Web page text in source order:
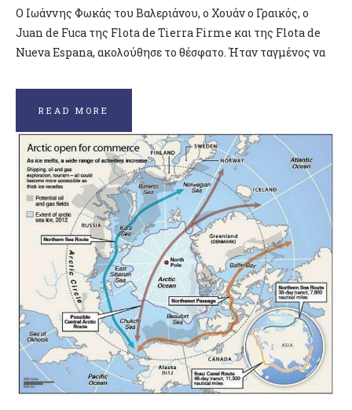
Ο Ιωάννης Φωκάς του Βαλεριάνου, ο Χουάν ο Γραικός, ο
Juan de Fuca της Flota de Tierra Firme και της Flota de
Nueva Espana, ακολούθησε το θέσφατο. Ήταν ταγμένος να
READ MORE